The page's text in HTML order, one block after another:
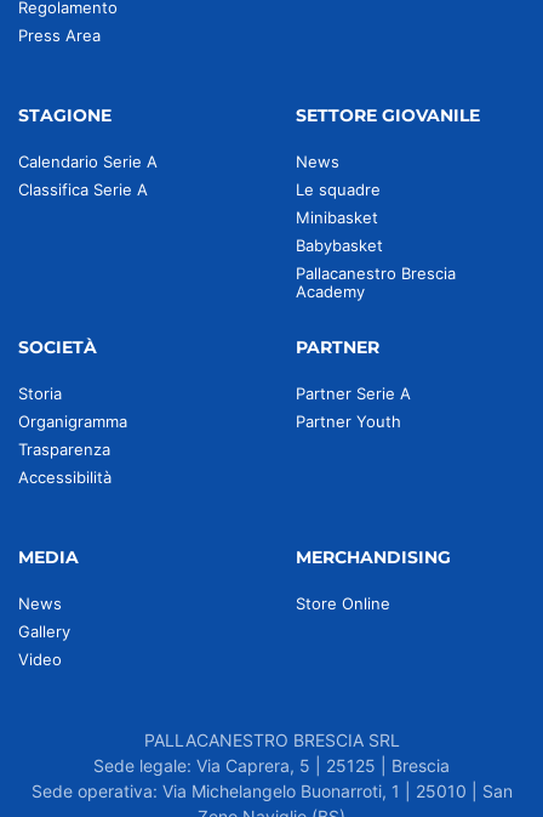
Regolamento
Press Area
STAGIONE
Calendario Serie A
Classifica Serie A
SETTORE GIOVANILE
News
Le squadre
Minibasket
Babybasket
Pallacanestro Brescia
Academy
SOCIETÀ
Storia
Organigramma
Trasparenza
Accessibilità
PARTNER
Partner Serie A
Partner Youth
MEDIA
News
Gallery
Video
MERCHANDISING
Store Online
PALLACANESTRO BRESCIA SRL
Sede legale: Via Caprera, 5 | 25125 | Brescia
Sede operativa: Via Michelangelo Buonarroti, 1 | 25010 | San